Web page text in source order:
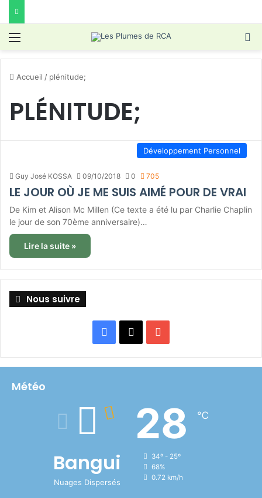
Menu
Accueil / plénitude;
PLÉNITUDE;
Développement Personnel
Guy José KOSSA 09/10/2018 0 705
LE JOUR OÙ JE ME SUIS AIMÉ POUR DE VRAI
De Kim et Alison Mc Millen (Ce texte a été lu par Charlie Chaplin
le jour de son 70ème anniversaire)…
Lire la suite »
Nous suivre
Facebook
X
Météo
Bangui
Nuages Dispersés
28 ℃
34º - 25º
68%
0.72 km/h